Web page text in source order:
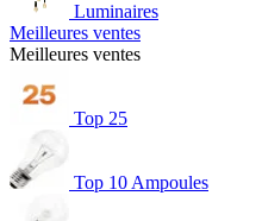
Luminaires
Meilleures ventes
Meilleures ventes
Top 25
Top 10 Ampoules